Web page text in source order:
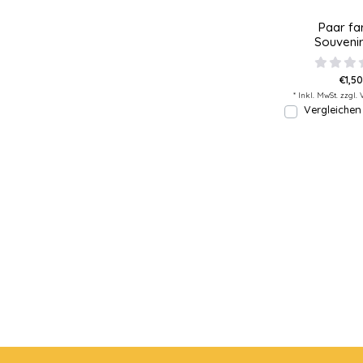
Paar
* Inkl. MwSt. zzgl.
Vergleichen